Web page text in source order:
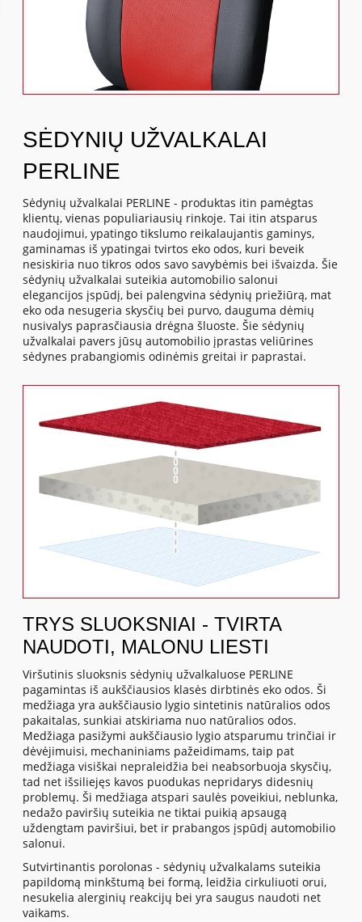
SĖDYNIŲ UŽVALKALAI
PERLINE
Sėdynių užvalkalai PERLINE - produktas itin pamėgtas
klientų, vienas populiariausių rinkoje. Tai itin atsparus
naudojimui, ypatingo tikslumo reikalaujantis gaminys,
gaminamas iš ypatingai tvirtos eko odos, kuri beveik
nesiskiria nuo tikros odos savo savybėmis bei išvaizda. Šie
sėdynių užvalkalai suteikia automobilio salonui
elegancijos įspūdį, bei palengvina sėdynių priežiūrą, mat
eko oda nesugeria skysčių bei purvo, dauguma dėmių
nusivalys paprasčiausia drėgna šluoste. Šie sėdynių
užvalkalai pavers jūsų automobilio įprastas veliūrines
sėdynes prabangiomis odinėmis greitai ir paprastai.
TRYS SLUOKSNIAI - TVIRTA
NAUDOTI, MALONU LIESTI
Viršutinis sluoksnis sėdynių užvalkaluose PERLINE
pagamintas iš aukščiausios klasės dirbtinės eko odos. Ši
medžiaga yra aukščiausio lygio sintetinis natūralios odos
pakaitalas, sunkiai atskiriama nuo natūralios odos.
Medžiaga pasižymi aukščiausio lygio atsparumu trinčiai ir
dėvėjimuisi, mechaniniams pažeidimams, taip pat
medžiaga visiškai nepraleidžia bei neabsorbuoja skysčių,
tad net išsiliejęs kavos puodukas nepridarys didesnių
problemų. Ši medžiaga atspari saulės poveikiui, neblunka,
nedažo paviršių suteikia ne tiktai puikią apsaugą
uždengtam paviršiui, bet ir prabangos įspūdį automobilio
salonui.
Sutvirtinantis porolonas - sėdynių užvalkalams suteikia
papildomą minkštumą bei formą, leidžia cirkuliuoti orui,
nesukelia alerginių reakcijų bei yra saugus naudoti net
vaikams.